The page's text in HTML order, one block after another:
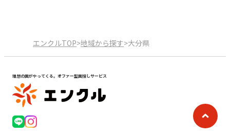
エンクルTOP>地域から探す>大分県
理想の園がやってくる。オファー型園探しサービス